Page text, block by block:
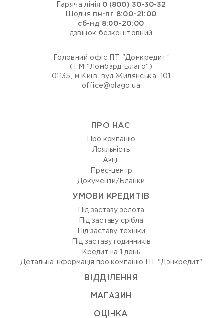
Гаряча лінія 0 (800) 30-30-32
Щодня пн-пт 8:00-21:00
сб-нд 8:00-20:00
дзвінок безкоштовний
Головний офіс ПТ "Донкредит"
(ТМ "Ломбард Благо")
01135, м.Київ, вул Жилянська, 101
office@blago.ua
ПРО НАС
Про компанію
Лояльність
Акції
Прес-центр
Документи/Бланки
УМОВИ КРЕДИТІВ
Під заставу золота
Під заставу срібла
Під заставу техніки
Під заставу годинників
Кредит на 1 день
Детальна інформація про компанію ПТ "Донкредит"
ВIДДIЛЕННЯ
МАГАЗИН
ОЦIНКА